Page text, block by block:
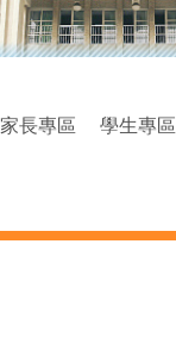
家長專區 學生專區